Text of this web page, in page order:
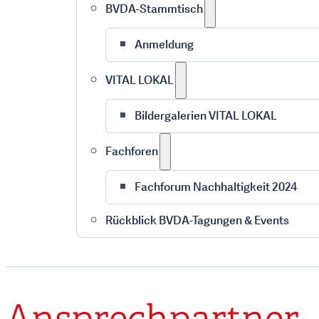
BVDA-Stammtisch
Anmeldung
VITAL LOKAL
Bildergalerien VITAL LOKAL
Fachforen
Fachforum Nachhaltigkeit 2024
Rückblick BVDA-Tagungen & Events